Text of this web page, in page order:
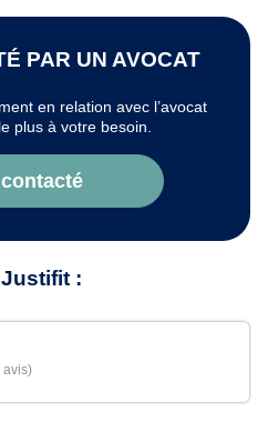
PAR UN AVOCAT
en relation avec l’avocat
plus à votre besoin.
:
avis)